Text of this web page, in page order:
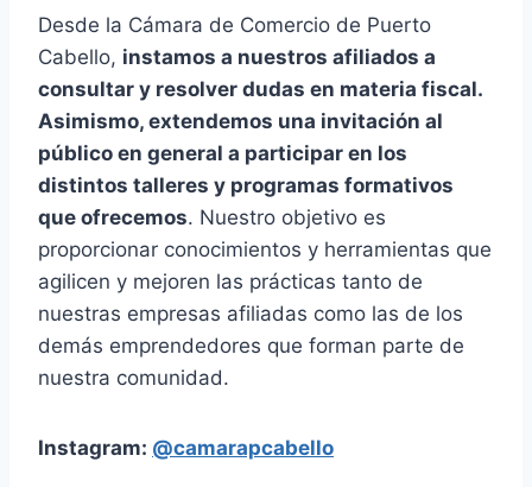
Desde la Cámara de Comercio de Puerto
Cabello, instamos a nuestros afiliados a
consultar y resolver dudas en materia fiscal.
Asimismo, extendemos una invitación al
público en general a participar en los
distintos talleres y programas formativos
que ofrecemos. Nuestro objetivo es
proporcionar conocimientos y herramientas que
agilicen y mejoren las prácticas tanto de
nuestras empresas afiliadas como las de los
demás emprendedores que forman parte de
nuestra comunidad.
Instagram: @camarapcabello